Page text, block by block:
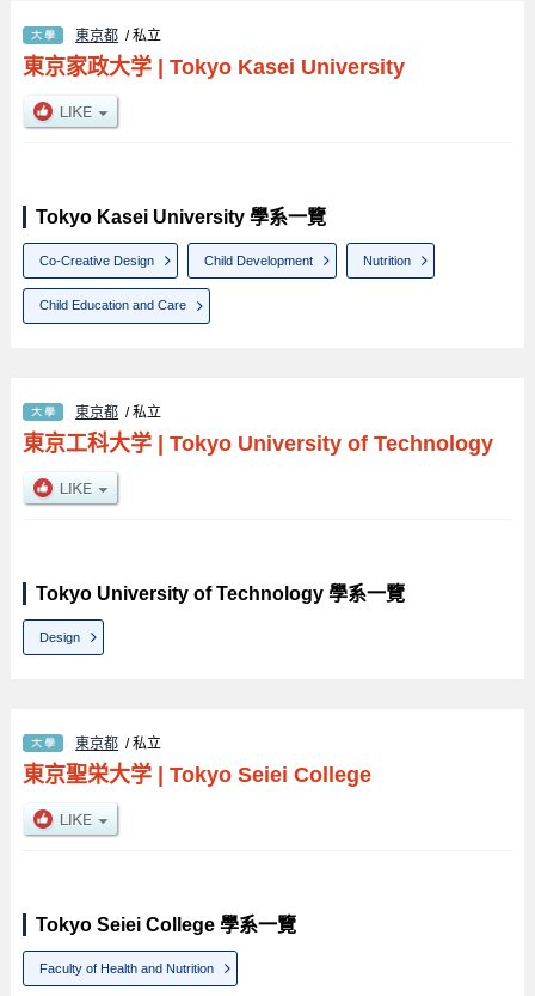
東京都 / 私立
東京家政大学| Tokyo Kasei University
Tokyo Kasei University 學系一覽
Co-Creative Design Child Development Nutrition
Child Education and Care
東京都 / 私立
東京工科大学| Tokyo University of Technology
Tokyo University of Technology 學系一覽
Design
東京都 / 私立
東京聖栄大学| Tokyo Seiei College
Tokyo Seiei College 學系一覽
Faculty of Health and Nutrition